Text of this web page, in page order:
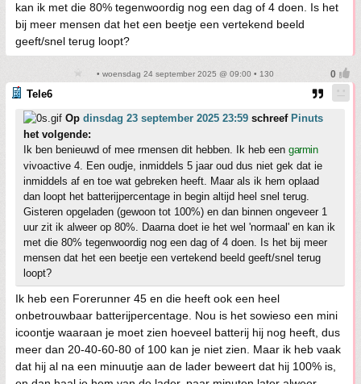
kan ik met die 80% tegenwoordig nog een dag of 4 doen. Is het
bij meer mensen dat het een beetje een vertekend beeld
geeft/snel terug loopt?
• woensdag 24 september 2025 @ 09:00 • 130
Tele6
Op dinsdag 23 september 2025 23:59 schreef Pinuts
het volgende:
Ik ben benieuwd of mee rmensen dit hebben. Ik heb een garmin
vivoactive 4. Een oudje, inmiddels 5 jaar oud dus niet gek dat ie
inmiddels af en toe wat gebreken heeft. Maar als ik hem oplaad
dan loopt het batterijpercentage in begin altijd heel snel terug.
Gisteren opgeladen (gewoon tot 100%) en dan binnen ongeveer 1
uur zit ik alweer op 80%. Daarna doet ie het wel 'normaal' en kan ik
met die 80% tegenwoordig nog een dag of 4 doen. Is het bij meer
mensen dat het een beetje een vertekend beeld geeft/snel terug
loopt?
Ik heb een Forerunner 45 en die heeft ook een heel
onbetrouwbaar batterijpercentage. Nou is het sowieso een mini
icoontje waaraan je moet zien hoeveel batterij hij nog heeft, dus
meer dan 20-40-60-80 of 100 kan je niet zien. Maar ik heb vaak
dat hij al na een minuutje aan de lader beweert dat hij 100% is,